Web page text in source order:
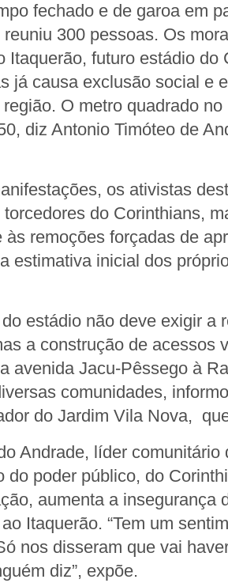
fechado e de garoa em
300 pessoas. Os
Itaquerão, futuro estádio do
já causa exclusão social e
O metro quadrado
diz Antonio Timóteo de
os ativistas
do Corinthians,
às remoções forçadas de
estimativa inicial dos
estádio não deve exigir a
a construção de acessos
avenida Jacu-Pêssego à
comunidades,
do Jardim Vila Nova,
Andrade, líder comunitário
do poder público, do
aumenta a insegurança
Itaquerão. “Tem um
nos disseram que vai
diz”, expõe.